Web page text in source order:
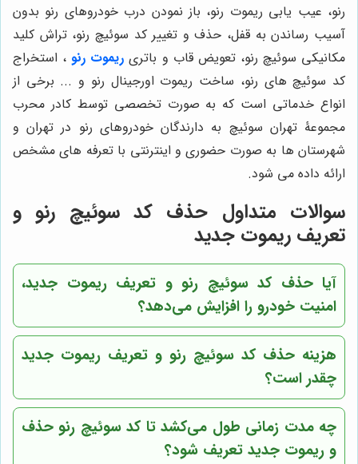
رنو، عیب یابی ریموت رنو، باز نمودن درب خودروهای رنو بدون
آسیب رساندن به قفل، حذف و تغییر کد سوئیچ رنو، تراش کلید
مکانیکی سوئیچ رنو، تعویض قاب و باتری ریموت رنو، استخراج
کد سوئیچ های رنو، ساخت ریموت اورجینال رنو و ... برخی از
انواع خدماتی است که به صورت تخصصی توسط کادر محرب
مجموعۀ تهران سوئیچ به دارندگان خودروهای رنو در تهران و
شهرستان ها به صورت حضوری و اینترنتی با تعرفه های مشخص
ارائه داده می شود.
سوالات متداول حذف کد سوئیچ رنو و
تعریف ریموت جدید
آیا حذف کد سوئیچ رنو و تعریف ریموت جدید،
امنیت خودرو را افزایش می‌دهد؟
هزینه حذف کد سوئیچ رنو و تعریف ریموت جدید
چقدر است؟
چه مدت زمانی طول می‌کشد تا کد سوئیچ رنو حذف
و ریموت جدید تعریف شود؟